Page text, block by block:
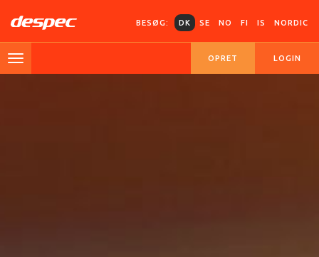
BESØG: DK SE NO FI IS NORDIC
OPRET LOGIN